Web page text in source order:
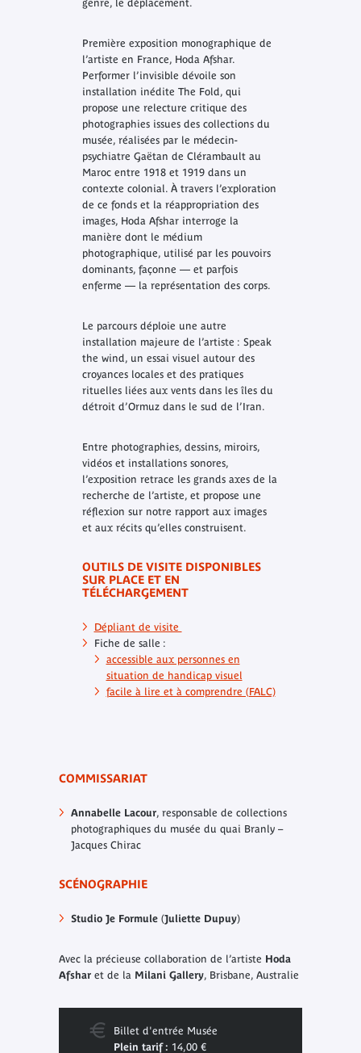
genre, le déplacement.
Première exposition monographique de
l’artiste en France, Hoda Afshar.
Performer l’invisible dévoile son
installation inédite The Fold, qui
propose une relecture critique des
photographies issues des collections du
musée, réalisées par le médecin-
psychiatre Gaëtan de Clérambault au
Maroc entre 1918 et 1919 dans un
contexte colonial. À travers l’exploration
de ce fonds et la réappropriation des
images, Hoda Afshar interroge la
manière dont le médium
photographique, utilisé par les pouvoirs
dominants, façonne — et parfois
enferme — la représentation des corps.
Le parcours déploie une autre
installation majeure de l’artiste : Speak
the wind, un essai visuel autour des
croyances locales et des pratiques
rituelles liées aux vents dans les îles du
détroit d’Ormuz dans le sud de l’Iran.
Entre photographies, dessins, miroirs,
vidéos et installations sonores,
l’exposition retrace les grands axes de la
recherche de l’artiste, et propose une
réflexion sur notre rapport aux images
et aux récits qu’elles construisent.
OUTILS DE VISITE DISPONIBLES
SUR PLACE ET EN
TÉLÉCHARGEMENT
Dépliant de visite
Fiche de salle :
accessible aux personnes en
situation de handicap visuel
facile à lire et à comprendre (FALC)
COMMISSARIAT
Annabelle Lacour, responsable de collections
photographiques du musée du quai Branly –
Jacques Chirac
SCÉNOGRAPHIE
Studio Je Formule(Juliette Dupuy)
Avec la précieuse collaboration de l’artiste Hoda
Afshar et de la Milani Gallery, Brisbane, Australie
Billet d'entrée Musée
Plein tarif : 14,00 €